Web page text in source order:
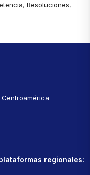
, Resoluciones,
Centroamérica
regionales: